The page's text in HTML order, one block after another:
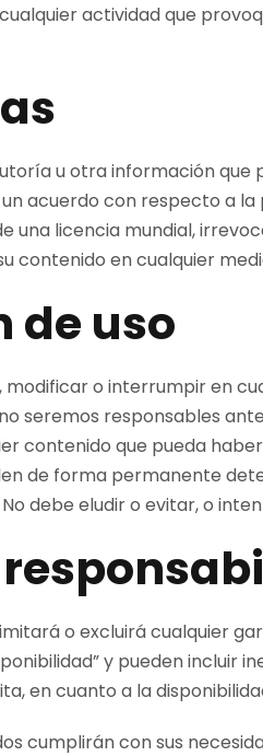
actividad que
u otra información
acuerdo con respecto a
una licencia mundial,
contenido en cualquier
de uso
modificar o interrumpir en
seremos responsables
contenido que pueda
de forma permanente
debe eludir o evitar, o
o excluirá cualquier
y pueden
en cuanto a la
cumplirán con sus